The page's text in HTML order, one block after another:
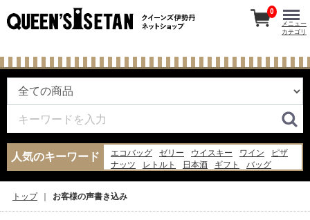
人気のキーワード エコバッグ ゼリー ウイスキー ワイン
ピザ
ナッツ
レトルト 日本酒 ギフト
バッグ
0
メニュー
カテゴリ
トップ お客様の声書き込み